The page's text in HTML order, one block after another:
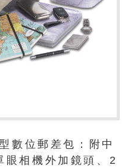
數位郵差包：附中
眼相機外加鏡頭、2